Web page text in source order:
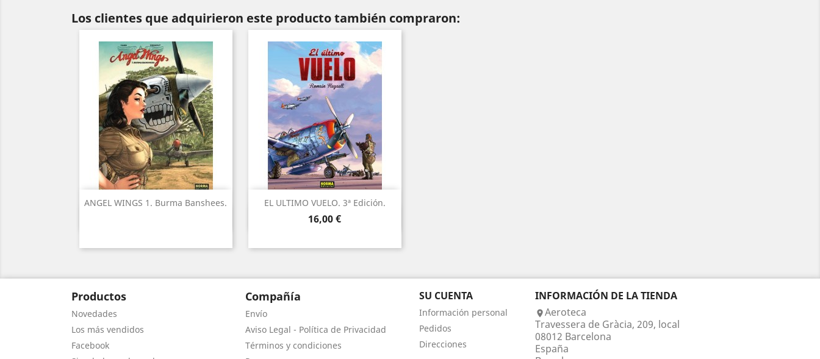
Los clientes que adquirieron este producto también compraron:
ANGEL WINGS 1. Burma Banshees. EL ULTIMO VUELO. 3ª Edición.
Precio
16,00 €
Vista rápida
Productos
Novedades
Los más vendidos
Facebook
Compañía
Envío
Aviso Legal - Política de Privacidad
Términos y condiciones
SU CUENTA
Información personal
Pedidos
Direcciones
INFORMACIÓN DE LA TIENDA
Aeroteca
Travessera de Gràcia, 209, local
08012 Barcelona
España